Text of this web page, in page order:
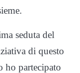
seduta del
di questo
ho partecipato